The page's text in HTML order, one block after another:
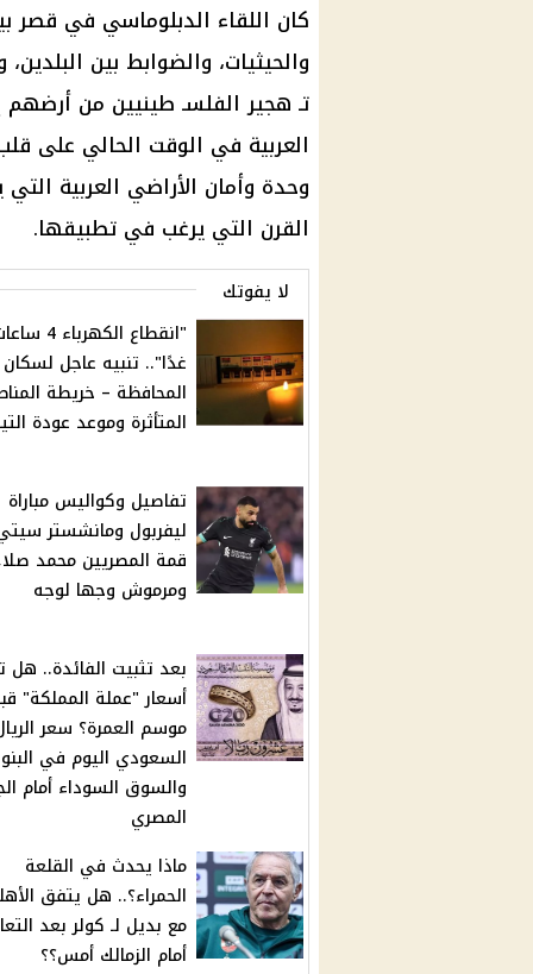
كان اللقاء الدبلوماسي في قصر
والحيثيات، والضوابط بين
تـ هجير الفلسـ طينيين من أرضهم
العربية في الوقت الحالي على
وحدة وأمان الأراضي العربية
القرن التي يرغب في تطبيقها.
لا يفوتك
"انقطاع الكهرباء
غدًا".. تنبيه عاجل
المحافظة – خريطة
المتأثرة وموعد عودة
تفاصيل وكواليس مباراة
ليفربول ومانشستر
قمة المصريين محمد
ومرموش وجها لوجه
بعد تثبيت الفائدة.. هل
أسعار "عملة المملكة"
موسم العمرة؟ سعر
السعودي اليوم في
والسوق السوداء أمام
المصري
ماذا يحدث في القلعة
الحمراء؟.. هل يتفق
مع بديل لـ كولر بعد
أمام الزمالك أمس؟؟